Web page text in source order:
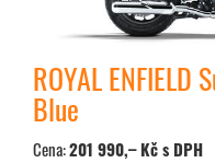
ROYAL
Blue
Cena:201 990,– Kč s DPH